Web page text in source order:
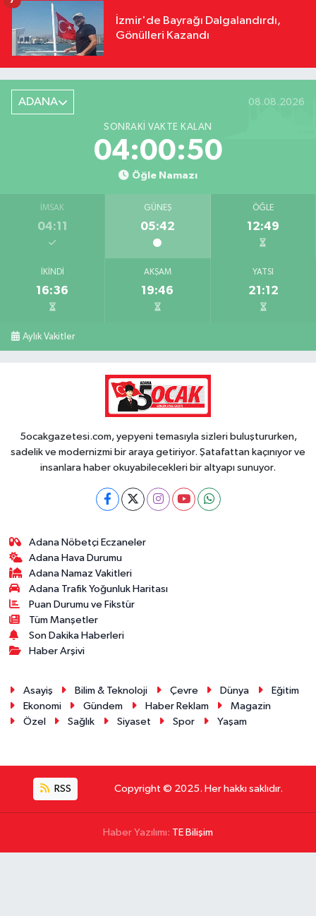
İzmir'de Bayrağı Dalgalandırdı,
Gönülleri Kazandı
ADANA 08.08.2026
SONRAKI VAKTE KALAN
04:00:49
Öğle Namazı
İMSAK
04:11
GÜNEŞ
05:42
ÖĞLE
12:49
İKINDI
16:36
AKŞAM
19:46
YATSI
21:12
Aylık Vakitler
5ocakgazetesi.com, yepyeni temasıyla sizleri buluştururken,
sadelik ve modernizmi bir araya getiriyor. Şatafattan kaçınıyor ve
insanlara haber okuyabilecekleri bir altyapı sunuyor.
Adana Nöbetçi Eczaneler
Adana Hava Durumu
Adana Namaz Vakitleri
Adana Trafik Yoğunluk Haritası
Puan Durumu ve Fikstür
Tüm Manşetler
Son Dakika Haberleri
Haber Arşivi
Asayiş Bilim & Teknoloji Çevre Dünya
Eğitim
Ekonomi
Gündem Haber Reklam
Magazin
Özel
Sağlık Siyaset Spor Yaşam
RSS Copyright © 2025. Her hakkı saklıdır.
Haber Yazılımı: TE Bilişim